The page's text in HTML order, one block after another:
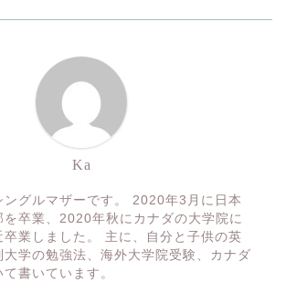
Ka
ングルマザーです。 2020年3月に日本
を卒業、2020年秋にカナダの大学院に
卒業しました。 主に、自分と子供の英
大学の勉強法、海外大学院受験、カナダ
書いています。